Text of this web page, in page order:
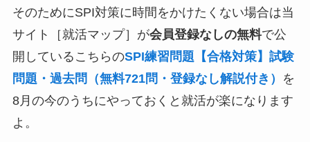
そのためにSPI対策に時間をかけたくない場合は当
サイト［就活マップ］が会員登録なしの無料で公
開しているこちらのSPI練習問題【合格対策】試験
問題・過去問（無料721問・登録なし解説付き）
を
8月の今のうちにやっておくと就活が楽になります
よ。